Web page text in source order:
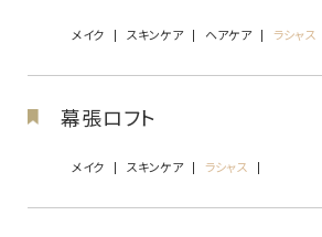
メイク スキンケア ヘアケア ラシャス
幕張ロフト
メイク スキンケア ラシャス